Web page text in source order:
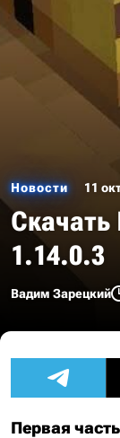
Новости 11
Скачать
1.14.0.3
Вадим Зарецкий
Первая